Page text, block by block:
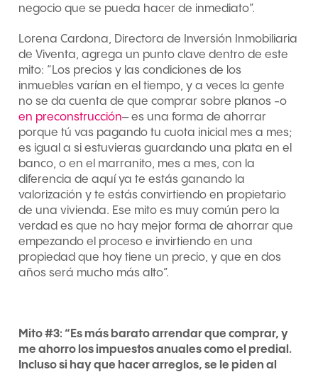
negocio que se pueda hacer de inmediato”.
Lorena Cardona, Directora de Inversión Inmobiliaria
de Viventa, agrega un punto clave dentro de este
mito: “Los precios y las condiciones de los
inmuebles varían en el tiempo, y a veces la gente
no se da cuenta de que comprar sobre planos -o
en preconstrucción– es una forma de ahorrar
porque tú vas pagando tu cuota inicial mes a mes;
es igual a si estuvieras guardando una plata en el
banco, o en el marranito, mes a mes, con la
diferencia de aquí ya te estás ganando la
valorización y te estás convirtiendo en propietario
de una vivienda. Ese mito es muy común pero la
verdad es que no hay mejor forma de ahorrar que
empezando el proceso e invirtiendo en una
propiedad que hoy tiene un precio, y que en dos
años será mucho más alto”.
Mito #3: “Es más barato arrendar que comprar, y
me ahorro los impuestos anuales como el predial.
Incluso si hay que hacer arreglos, se le piden al